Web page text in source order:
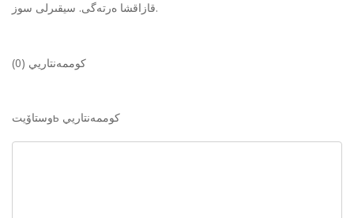
قازاقشا ەرتەگى. سيقىرلى سوز.
كوممەنتاريي (0)
وستاۆيتь كوممەنتاريي